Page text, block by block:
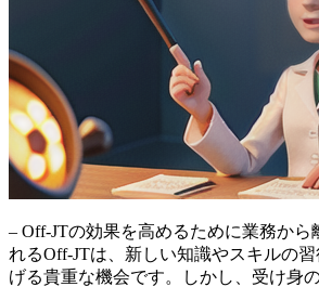
– Off-JTの効果を高めるために業務から
れるOff-JTは、新しい知識やスキルの
げる貴重な機会です。しかし、受け身